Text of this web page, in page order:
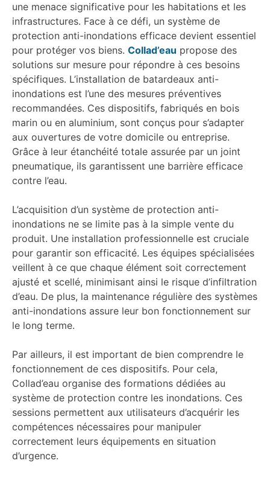
une menace significative pour les habitations et les
infrastructures. Face à ce défi, un système de
protection anti-inondations efficace devient essentiel
pour protéger vos biens. Collad’eau propose des
solutions sur mesure pour répondre à ces besoins
spécifiques. L’installation de batardeaux anti-
inondations est l’une des mesures préventives
recommandées. Ces dispositifs, fabriqués en bois
marin ou en aluminium, sont conçus pour s’adapter
aux ouvertures de votre domicile ou entreprise.
Grâce à leur étanchéité totale assurée par un joint
pneumatique, ils garantissent une barrière efficace
contre l’eau.
L’acquisition d’un système de protection anti-
inondations ne se limite pas à la simple vente du
produit. Une installation professionnelle est cruciale
pour garantir son efficacité. Les équipes spécialisées
veillent à ce que chaque élément soit correctement
ajusté et scellé, minimisant ainsi le risque d’infiltration
d’eau. De plus, la maintenance régulière des systèmes
anti-inondations assure leur bon fonctionnement sur
le long terme.
Par ailleurs, il est important de bien comprendre le
fonctionnement de ces dispositifs. Pour cela,
Collad’eau organise des formations dédiées au
système de protection contre les inondations. Ces
sessions permettent aux utilisateurs d’acquérir les
compétences nécessaires pour manipuler
correctement leurs équipements en situation
d’urgence.